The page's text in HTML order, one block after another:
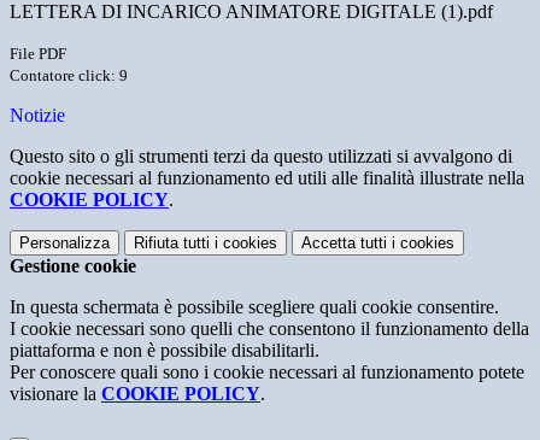
LETTERA DI INCARICO ANIMATORE DIGITALE (1).pdf
File PDF
Contatore click: 9
Notizie
Questo sito o gli strumenti terzi da questo utilizzati si avvalgono di
cookie necessari al funzionamento ed utili alle finalità illustrate nella
COOKIE POLICY.
Personalizza Rifiuta tutti i cookies Accetta tutti i cookies
Gestione cookie
In questa schermata è possibile scegliere quali cookie consentire.
I cookie necessari sono quelli che consentono il funzionamento della
piattaforma e non è possibile disabilitarli.
Per conoscere quali sono i cookie necessari al funzionamento potete
visionare la COOKIE POLICY.